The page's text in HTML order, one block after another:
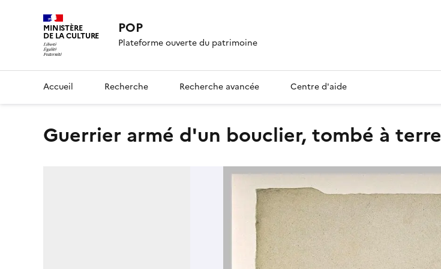
MINISTÈRE
DE LA CULTURE POP
Plateforme ouverte du patrimoine
Accueil Recherche Recherche avancée Centre d'aide
Guerrier armé d'un bouclier, tombé à terre